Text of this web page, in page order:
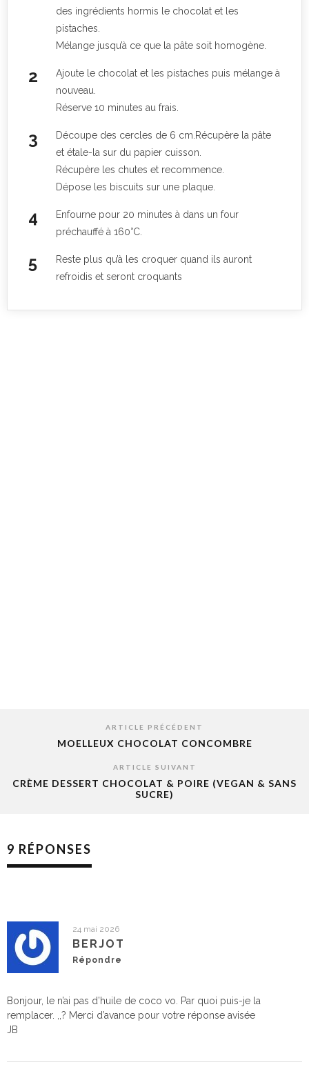
des ingrédients hormis le chocolat et les
pistaches.
Mélange jusqu’à ce que la pâte soit homogène.
Ajoute le chocolat et les pistaches puis mélange à
nouveau.
Réserve 10 minutes au frais.
Découpe des cercles de 6 cm.Récupère la pâte
et étale-la sur du papier cuisson.
Récupère les chutes et recommence.
Dépose les biscuits sur une plaque.
Enfourne pour 20 minutes à dans un four
préchauffé à 160°C.
Reste plus qu’à les croquer quand ils auront
refroidis et seront croquants
ARTICLE PRÉCÉDENT
MOELLEUX CHOCOLAT CONCOMBRE
ARTICLE SUIVANT
CRÈME DESSERT CHOCOLAT & POIRE (VEGAN & SANS
SUCRE)
9 RÉPONSES
24 mai 2026
BERJOT
Répondre
Bonjour, le n’ai pas d’huile de coco vo. Par quoi puis-je la
remplacer. ,,? Merci d’avance pour votre réponse avisée
JB